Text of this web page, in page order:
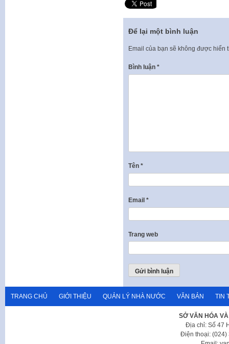
Để lại một bình luận
Email của bạn sẽ không được hiển
Bình luận *
Tên *
Email *
Trang web
TRANG CHỦ GIỚI THIỆU QUẢN LÝ NHÀ NƯỚC VĂN BẢN TIN
SỞ VĂN HÓA
Địa chỉ: Số 47
Điện thoại: (024)